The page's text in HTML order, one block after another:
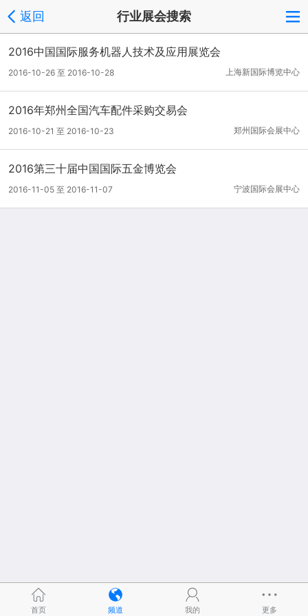
返回 行业展会搜索
2016中国国际服务机器人技术及应用展览会
上海新国际博览中心
2016-10-26 至 2016-10-28
2016年郑州全国汽车配件采购交易会
郑州国际会展中心
2016-10-21 至 2016-10-23
2016第三十届中国国际五金博览会
宁波国际会展中心
2016-11-05 至 2016-11-07
首页 频道 我的 更多